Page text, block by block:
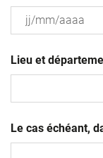
slash
MM
Lieu et
Le cas échéant,